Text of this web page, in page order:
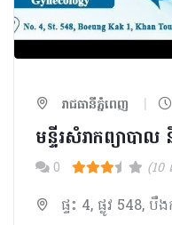
រាជធានីភ្នំពេញ |
មន្ទីរសំរាកព្យាបា
0 (10
ផ្ទះ 4, ផ្លូវ 548,